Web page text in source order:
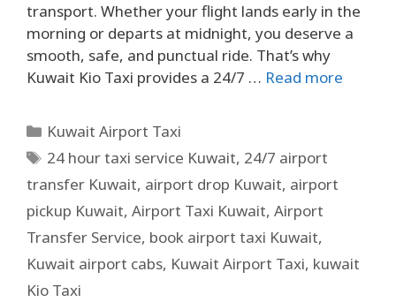
transport. Whether your flight lands early in the
morning or departs at midnight, you deserve a
smooth, safe, and punctual ride. That’s why
Kuwait Kio Taxi provides a 24/7 … Read more
Kuwait Airport Taxi
24 hour taxi service Kuwait, 24/7 airport
transfer Kuwait, airport drop Kuwait, airport
pickup Kuwait, Airport Taxi Kuwait, Airport
Transfer Service, book airport taxi Kuwait,
Kuwait airport cabs, Kuwait Airport Taxi, kuwait
Kio Taxi